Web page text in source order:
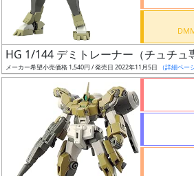
発
売
HG 1/144 デミトレーナー（チュチュ
メーカー希望小売価格 1,540円 / 発売日 2022年11月5日 （詳細ペー